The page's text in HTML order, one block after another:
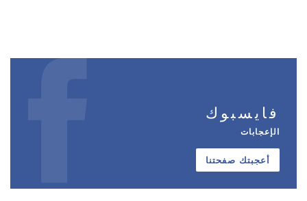
فايسبوك
الإعجابات
أعجبتك صفحتنا